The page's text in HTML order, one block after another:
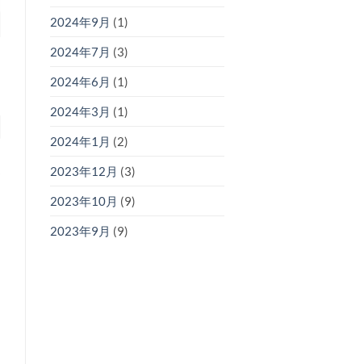
2024年9月 (1)
2024年7月 (3)
2024年6月 (1)
2024年3月 (1)
2024年1月 (2)
2023年12月 (3)
2023年10月 (9)
2023年9月 (9)